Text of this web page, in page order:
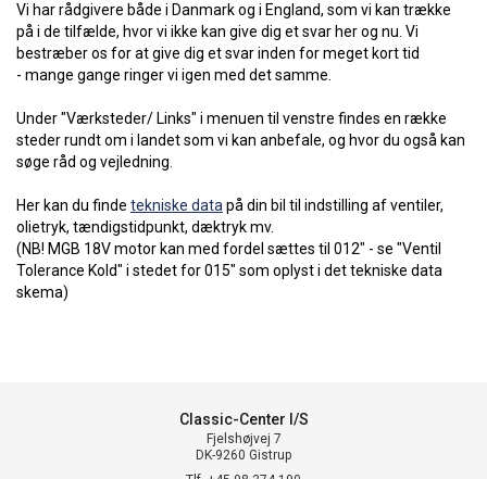
Vi har rådgivere både i Danmark og i England, som vi kan trække
på i de tilfælde, hvor vi ikke kan give dig et svar her og nu. Vi
bestræber os for at give dig et svar inden for meget kort tid
- mange gange ringer vi igen med det samme.
Under "Værksteder/ Links" i menuen til venstre findes en række
steder rundt om i landet som vi kan anbefale, og hvor du også kan
søge råd og vejledning.
Her kan du finde tekniske data på din bil til indstilling af ventiler,
olietryk, tændigstidpunkt, dæktryk mv.
(NB! MGB 18V motor kan med fordel sættes til 012" - se "Ventil
Tolerance Kold" i stedet for 015" som oplyst i det tekniske data
skema)
Classic-Center I/S
Fjelshøjvej 7
DK-9260 Gistrup